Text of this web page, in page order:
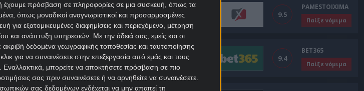
ή έχουμε πρόσβαση σε πληροφορίες σε μια συσκευή, όπως τα
όπως μοναδικοί αναγνωριστικοί και προσαρμοσμένες
εξατομικευμένες διαφημίσεις και περιεχόμενο, μέτρηση
και ανάπτυξη υπηρεσιών. Με την άδειά σας, εμείς και οι
δεδομένα γεωγραφικής τοποθεσίας και ταυτοποίησης
για να συναινέσετε στην επεξεργασία από εμάς και τους
μπορείτε να αποκτήσετε πρόσβαση σε πιο
σας πριν συναινέσετε ή να αρνηθείτε να συναινέσετε.
σας δεδομένων ενδέχεται να μην απαιτεί τη
9.5
PAMESTOIXIMA
Παίξε νόμιμα
9.4
BET365
Παίξε νόμιμα